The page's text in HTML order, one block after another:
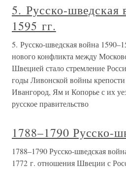
5. Русско-шведская
1595 гг.
5. Русско-шведская война
нового конфликта между
Швецией стало стремление
годы Ливонской войны
Ивангород, Ям и Копорье с их
русское правительство
1788–1790 Русско-
1788–1790 Русско-шведская
1772 г. отношения Швеции с